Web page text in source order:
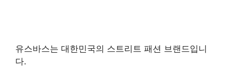
유스바스는 대한민국의 스트리트 패션 브랜드입니
다.